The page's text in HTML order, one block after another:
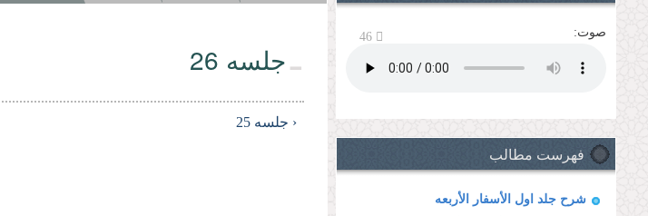
صوت: 46
فهرست مطالب
شرح جلد اول الأسفار الأربعه
جلسه 26
‹ جلسه 25